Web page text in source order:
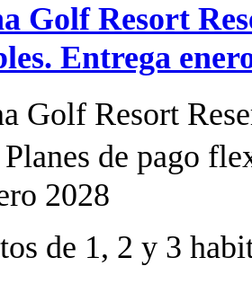
Golf Resort
Entrega
de 1, 2 y 3